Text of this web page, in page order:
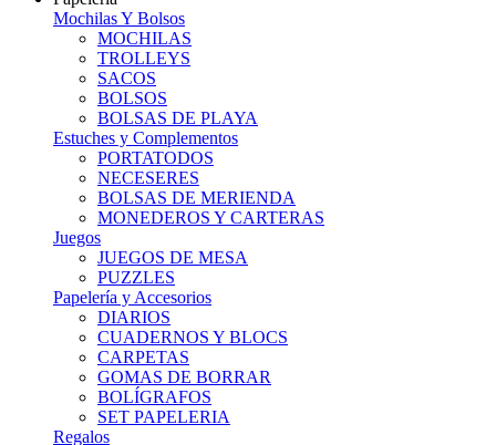
Mochilas Y Bolsos
MOCHILAS
TROLLEYS
SACOS
BOLSOS
BOLSAS DE PLAYA
Estuches y Complementos
PORTATODOS
NECESERES
BOLSAS DE MERIENDA
MONEDEROS Y CARTERAS
Juegos
JUEGOS DE MESA
PUZZLES
Papelería y Accesorios
DIARIOS
CUADERNOS Y BLOCS
CARPETAS
GOMAS DE BORRAR
BOLÍGRAFOS
SET PAPELERIA
Regalos